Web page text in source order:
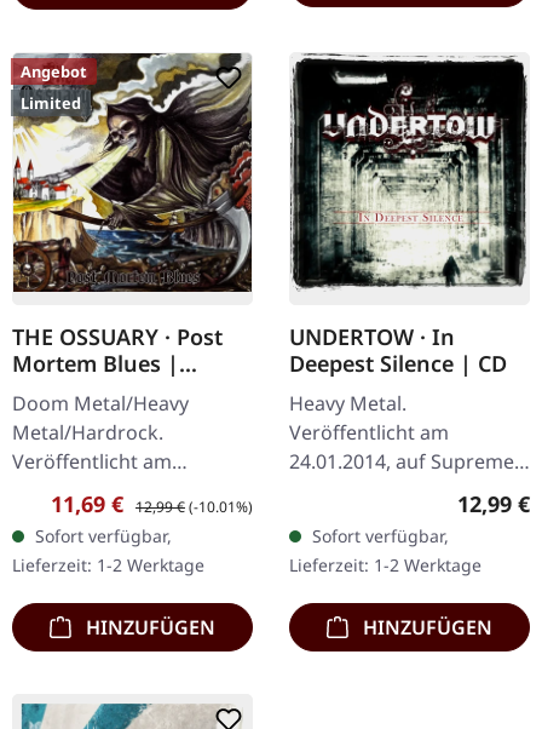
Angebot
Limited
THE OSSUARY · Post
Mortem Blues |
DIGIPAK CD
Doom Metal/Heavy
Metal/Hardrock.
Veröffentlicht am
17.02.2017, auf Supreme
Chaos Records. Limitierte
Erstauflage als Digipak.
Debüt-Album der…
Verkaufspreis:
11,69 € Regulärer Preis:
12,99 €(-10.01%)
Sofort verfügbar,
Lieferzeit: 1-2 Werktage
HINZUFÜGEN
UNDERTOW · In
Deepest Silence | CD
Heavy Metal.
Veröffentlicht am
24.01.2014, auf Supreme
Chaos Records. CD im
Jewelcase. Heavy wie
Hölle und dennoch
abwechslungsreich. Das
neue Album…
12,99 €
Sofort verfügbar,
Lieferzeit: 1-2 Werktage
HINZUFÜGEN